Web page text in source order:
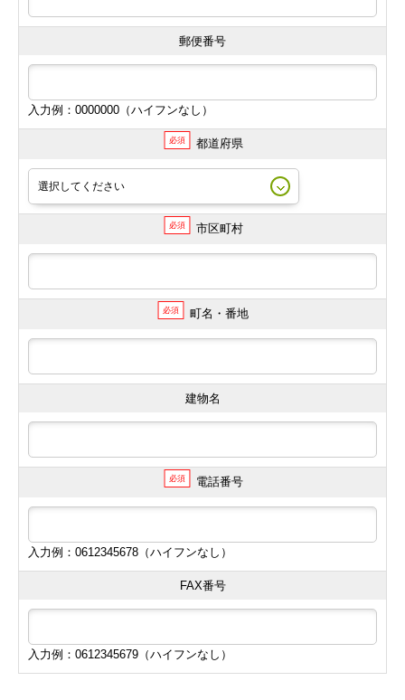
郵便番号
入力例：0000000（ハイフンなし）
必須 都道府県
必須 市区町村
必須 町名・番地
建物名
必須 電話番号
入力例：0612345678（ハイフンなし）
FAX番号
入力例：0612345679（ハイフンなし）